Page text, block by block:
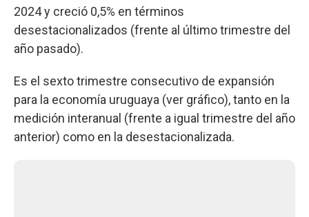
2024 y creció 0,5% en términos
desestacionalizados (frente al último trimestre del
año pasado).
Es el sexto trimestre consecutivo de expansión
para la economía uruguaya (ver gráfico), tanto en la
medición interanual (frente a igual trimestre del año
anterior) como en la desestacionalizada.